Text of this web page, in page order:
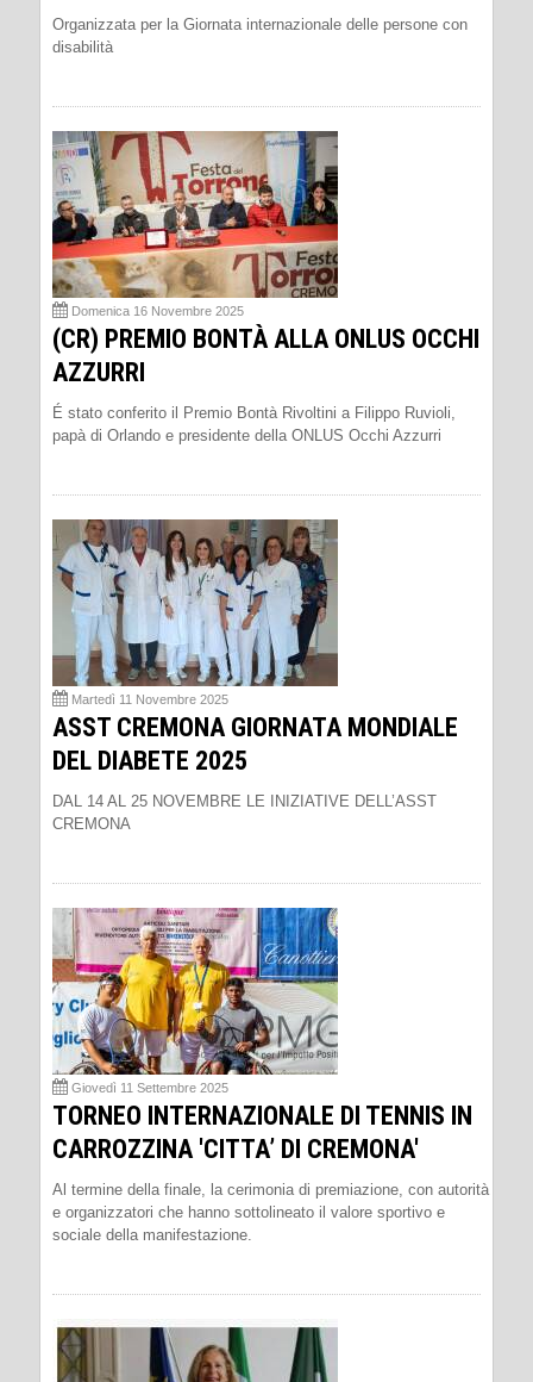
Organizzata per la Giornata internazionale delle persone con
disabilità
Domenica 16 Novembre 2025
(CR) PREMIO BONTÀ ALLA ONLUS OCCHI
AZZURRI
É stato conferito il Premio Bontà Rivoltini a Filippo Ruvioli,
papà di Orlando e presidente della ONLUS Occhi Azzurri
Martedì 11 Novembre 2025
ASST CREMONA GIORNATA MONDIALE
DEL DIABETE 2025
DAL 14 AL 25 NOVEMBRE LE INIZIATIVE DELL’ASST
CREMONA
Giovedì 11 Settembre 2025
TORNEO INTERNAZIONALE DI TENNIS IN
CARROZZINA 'CITTA’ DI CREMONA'
Al termine della finale, la cerimonia di premiazione, con autorità
e organizzatori che hanno sottolineato il valore sportivo e
sociale della manifestazione.